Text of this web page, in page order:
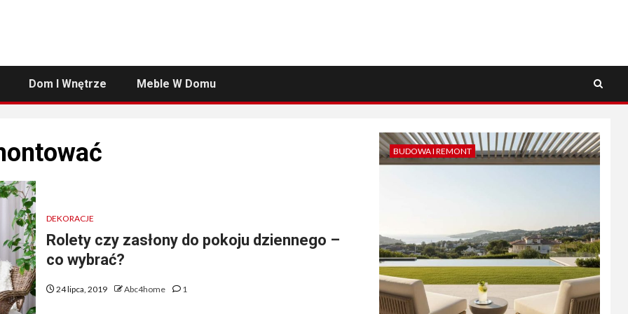
Dom I Wnętrze Meble W Domu
DEKORACJE
Rolety czy zasłony do pokoju dziennego –
co wybrać?
24 lipca, 2019 Abc4home 1
BUDOWA I REMONT